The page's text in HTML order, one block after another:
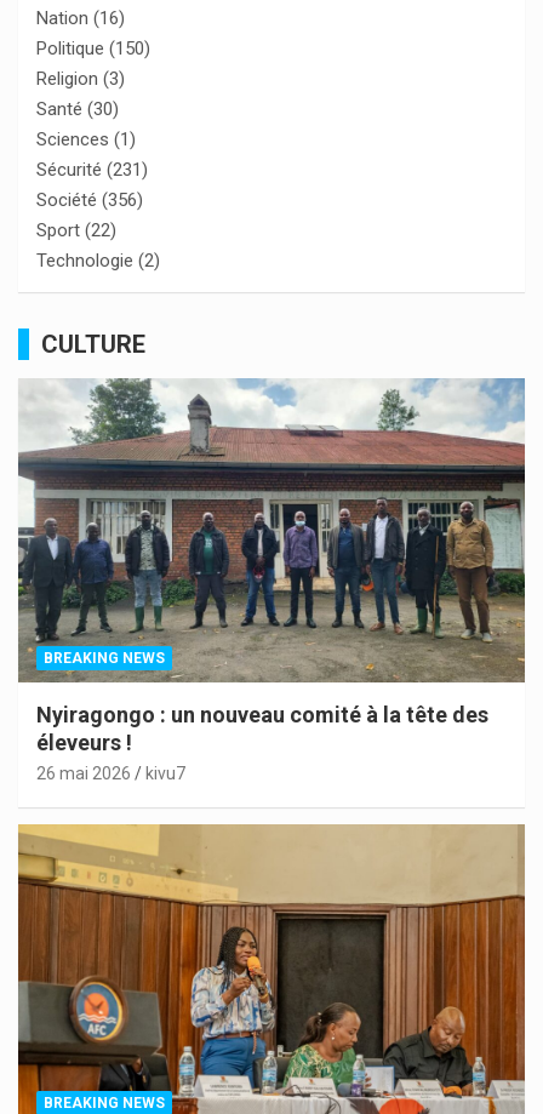
Nation (16)
Politique (150)
Religion (3)
Santé (30)
Sciences (1)
Sécurité (231)
Société (356)
Sport (22)
Technologie (2)
CULTURE
BREAKING NEWS
Nyiragongo : un nouveau comité à la tête des
éleveurs !
26 mai 2026 kivu7
BREAKING NEWS